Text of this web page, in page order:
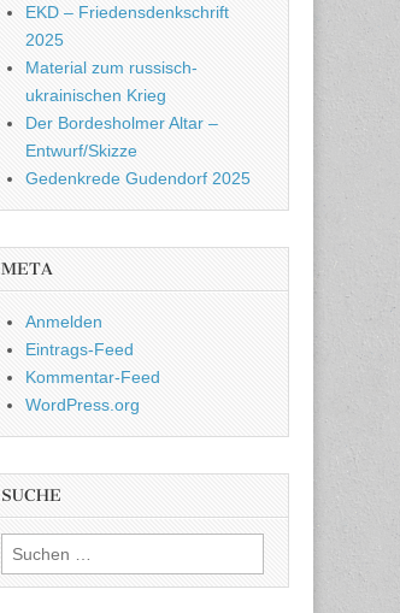
EKD – Friedensdenkschrift
2025
Material zum russisch-
ukrainischen Krieg
Der Bordesholmer Altar –
Entwurf/Skizze
Gedenkrede Gudendorf 2025
META
Anmelden
Eintrags-Feed
Kommentar-Feed
WordPress.org
SUCHE
Suchen nach: